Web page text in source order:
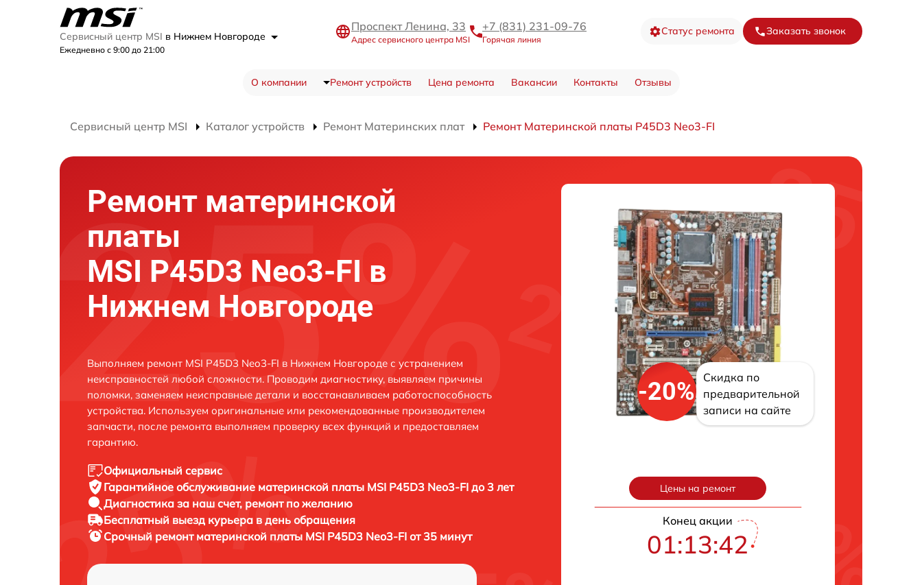
Сервисный центр MSI в Нижнем Новгороде
Ежедневно с 9:00 до 21:00
Проспект Ленина, 33
Адрес сервисного центра MSI
+7 (831) 231-09-76
Горячая линия
Статус ремонта Заказать звонок
О компании Ремонт устройств Цена ремонта Вакансии Контакты Отзывы
Сервисный центр MSI Каталог устройств Ремонт Материнских плат Ремонт Материнской платы P45D3 Neo3-FI
Ремонт материнской
платы
MSI P45D3 Neo3-FI в
Нижнем Новгороде
Выполняем ремонт MSI P45D3 Neo3-FI в Нижнем Новгороде с устранением
неисправностей любой сложности. Проводим диагностику, выявляем причины
поломки, заменяем неисправные детали и восстанавливаем работоспособность
устройства. Используем оригинальные или рекомендованные производителем
запчасти, после ремонта выполняем проверку всех функций и предоставляем
гарантию.
Официальный сервис
Гарантийное обслуживание материнской платы MSI P45D3 Neo3-FI до 3 лет
Диагностика за наш счет, ремонт по желанию
Бесплатный выезд курьера в день обращения
Срочный ремонт материнской платы MSI P45D3 Neo3-FI от 35 минут
-20%
Скидка по
предварительной
записи на сайте
Цены на ремонт
Конец акции
01:13:42